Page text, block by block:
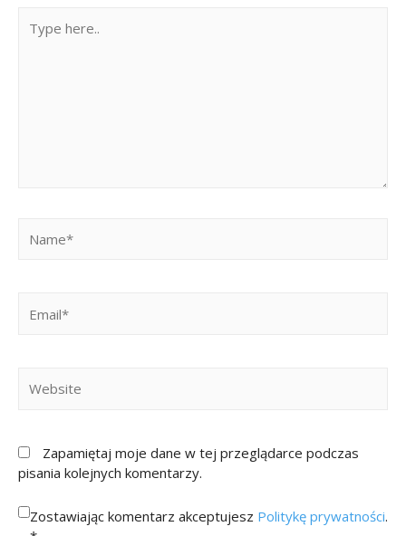
Zapamiętaj moje dane w tej przeglądarce podczas
pisania kolejnych komentarzy.
Zostawiając komentarz akceptujesz Politykę prywatności.